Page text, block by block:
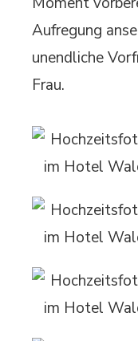
Aufregung
unendliche
Frau.